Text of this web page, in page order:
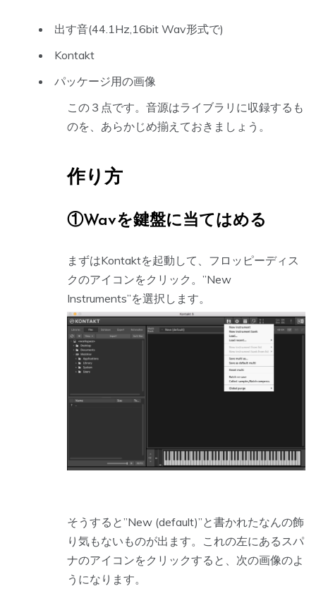
出す音(44.1Hz,16bit Wav形式で)
Kontakt
パッケージ用の画像
この３点です。音源はライブラリに収録するも
のを、あらかじめ揃えておきましょう。
作り方
①Wavを鍵盤に当てはめる
まずはKontaktを起動して、フロッピーディス
クのアイコンをクリック。”New
Instruments”を選択します。
そうすると”New (default)”と書かれたなんの飾
り気もないものが出ます。これの左にあるスパ
ナのアイコンをクリックすると、次の画像のよ
うになります。